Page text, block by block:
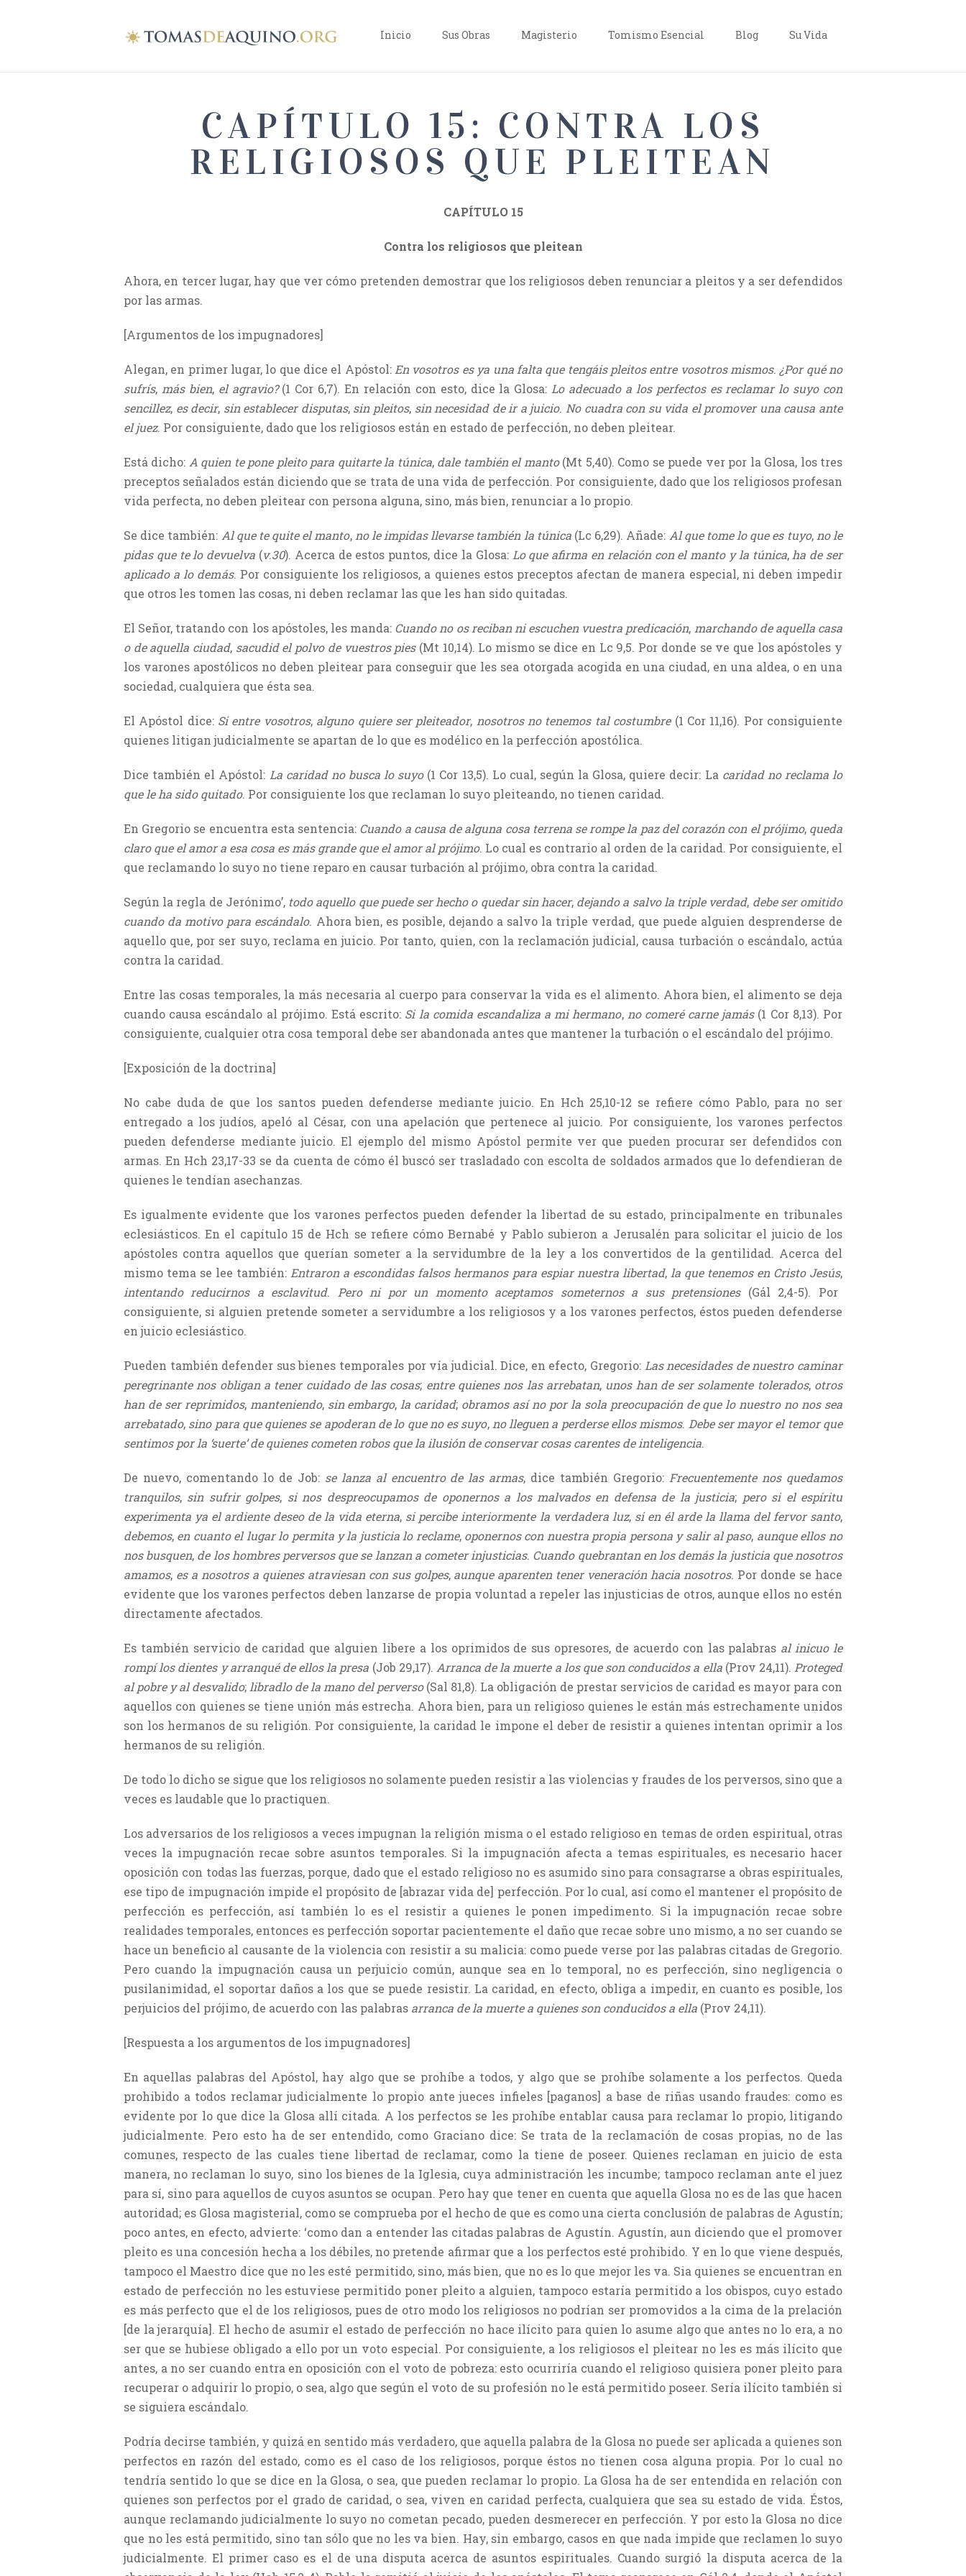
Inicio Sus Obras Magisterio Tomismo Esencial Blog Su Vida
CAPÍTULO 15: CONTRA LOS
RELIGIOSOS QUE PLEITEAN
CAPÍTULO 15
Contra los religiosos que pleitean
Ahora, en tercer lugar, hay que ver cómo pretenden demostrar que los religiosos deben renunciar a pleitos y a ser defendidos
por las armas.
[Argumentos de los impugnadores]
Alegan, en primer lugar, lo que dice el Apóstol: En vosotros es ya una falta que tengáis pleitos entre vosotros mismos. ¿Por qué no
sufrís, más bien,el agravio?(1 Cor 6,7). En relación con esto, dice la Glosa: Lo adecuado a los perfectos es reclamar lo suyo con
sencillez, es decir, sin establecer disputas,sin pleitos,sin necesidad de ir a juicio. No cuadra con su vida el promover una causa ante
el juez. Por consiguiente, dado que los religiosos están en estado de perfección, no deben pleitear.
Está dicho: A quien te pone pleito para quitarte la túnica,dale también el manto(Mt 5,40). Como se puede ver por la Glosa, los tres
preceptos señalados están diciendo que se trata de una vida de perfección. Por consiguiente, dado que los religiosos profesan
vida perfecta, no deben pleitear con persona alguna, sino, más bien, renunciar a lo propio.
Se dice también: Al que te quite el manto,no le impidas llevarse también la túnica (Lc 6,29). Añade: Al que tome lo que es tuyo,no le
pidas que te lo devuelva (v.30). Acerca de estos puntos, dice la Glosa: Lo que afirma en relación con el manto y la túnica,ha de ser
aplicado a lo demás. Por consiguiente los religiosos, a quienes estos preceptos afectan de manera especial, ni deben impedir
que otros les tomen las cosas, ni deben reclamar las que les han sido quitadas.
El Señor, tratando con los apóstoles, les manda: Cuando no os reciban ni escuchen vuestra predicación, marchando de aquella casa
o de aquella ciudad, sacudid el polvo de vuestros pies (Mt 10,14). Lo mismo se dice en Lc 9,5. Por donde se ve que los apóstoles y
los varones apostólicos no deben pleitear para conseguir que les sea otorgada acogida en una ciudad, en una aldea, o en una
sociedad, cualquiera que ésta sea.
El Apóstol dice: Si entre vosotros,alguno quiere ser pleiteador, nosotros no tenemos tal costumbre (1 Cor 11,16). Por consiguiente
quienes litigan judicialmente se apartan de lo que es modélico en la perfección apostólica.
Dice también el Apóstol: La caridad no busca lo suyo (1 Cor 13,5). Lo cual, según la Glosa, quiere decir: La caridad no reclama lo
que le ha sido quitado. Por consiguiente los que reclaman lo suyo pleiteando, no tienen caridad.
En Gregorio se encuentra esta sentencia: Cuando a causa de alguna cosa terrena se rompe la paz del corazón con el prójimo,queda
claro que el amor a esa cosa es más grande que el amor al prójimo. Lo cual es contrario al orden de la caridad. Por consiguiente, el
que reclamando lo suyo no tiene reparo en causar turbación al prójimo, obra contra la caridad.
Según la regla de Jerónimo’, todo aquello que puede ser hecho o quedar sin hacer, dejando a salvo la triple verdad, debe ser omitido
cuando da motivo para escándalo. Ahora bien, es posible, dejando a salvo la triple verdad, que puede alguien desprenderse de
aquello que, por ser suyo, reclama en juicio. Por tanto, quien, con la reclamación judicial, causa turbación o escándalo, actúa
contra la caridad.
Entre las cosas temporales, la más necesaria al cuerpo para conservar la vida es el alimento. Ahora bien, el alimento se deja
cuando causa escándalo al prójimo. Está escrito: Si la comida escandaliza a mi hermano,no comeré carne jamás (1 Cor 8,13). Por
consiguiente, cualquier otra cosa temporal debe ser abandonada antes que mantener la turbación o el escándalo del prójimo.
[Exposición de la doctrina]
No cabe duda de que los santos pueden defenderse mediante juicio. En Hch 25,10-12 se refiere cómo Pablo, para no ser
entregado a los judíos, apeló al César, con una apelación que pertenece al juicio. Por consiguiente, los varones perfectos
pueden defenderse mediante juicio. El ejemplo del mismo Apóstol permite ver que pueden procurar ser defendidos con
armas. En Hch 23,17-33 se da cuenta de cómo él buscó ser trasladado con escolta de soldados armados que lo defendieran de
quienes le tendían asechanzas.
Es igualmente evidente que los varones perfectos pueden defender la libertad de su estado, principalmente en tribunales
eclesiásticos. En el capítulo 15 de Hch se refiere cómo Bernabé y Pablo subieron a Jerusalén para solicitar el juicio de los
apóstoles contra aquellos que querían someter a la servidumbre de la ley a los convertidos de la gentilidad. Acerca del
mismo tema se lee también: Entraron a escondidas falsos hermanos para espiar nuestra libertad,la que tenemos en Cristo Jesús,
intentando reducirnos a esclavitud. Pero ni por un momento aceptamos someternos a sus pretensiones (Gál 2,4-5). Por
consiguiente, si alguien pretende someter a servidumbre a los religiosos y a los varones perfectos, éstos pueden defenderse
en juicio eclesiástico.
Pueden también defender sus bienes temporales por vía judicial. Dice, en efecto, Gregorio: Las necesidades de nuestro caminar
peregrinante nos obligan a tener cuidado de las cosas; entre quienes nos las arrebatan,unos han de ser solamente tolerados,otros
han de ser reprimidos,manteniendo,sin embargo, la caridad; obramos así no por la sola preocupación de que lo nuestro no nos sea
arrebatado, sino para que quienes se apoderan de lo que no es suyo,no lleguen a perderse ellos mismos. Debe ser mayor el temor que
sentimos por la ‘suerte’ de quienes cometen robos que la ilusión de conservar cosas carentes de inteligencia.
De nuevo, comentando lo de Job: se lanza al encuentro de las armas, dice también Gregorio: Frecuentemente nos quedamos
tranquilos, sin sufrir golpes, si nos despreocupamos de oponernos a los malvados en defensa de la justicia; pero si el espíritu
experimenta ya el ardiente deseo de la vida eterna, si percibe interiormente la verdadera luz,si en él arde la llama del fervor santo,
debemos, en cuanto el lugar lo permita y la justicia lo reclame,oponernos con nuestra propia persona y salir al paso, aunque ellos no
nos busquen, de los hombres perversos que se lanzan a cometer injusticias. Cuando quebrantan en los demás la justicia que nosotros
amamos, es a nosotros a quienes atraviesan con sus golpes,aunque aparenten tener veneración hacia nosotros. Por donde se hace
evidente que los varones perfectos deben lanzarse de propia voluntad a repeler las injusticias de otros, aunque ellos no estén
directamente afectados.
Es también servicio de caridad que alguien libere a los oprimidos de sus opresores, de acuerdo con las palabras al inicuo le
rompí los dientes y arranqué de ellos la presa (Job 29,17). Arranca de la muerte a los que son conducidos a ella (Prov 24,11). Proteged
al pobre y al desvalido; libradlo de la mano del perverso(Sal 81,8). La obligación de prestar servicios de caridad es mayor para con
aquellos con quienes se tiene unión más estrecha. Ahora bien, para un religioso quienes le están más estrechamente unidos
son los hermanos de su religión. Por consiguiente, la caridad le impone el deber de resistir a quienes intentan oprimir a los
hermanos de su religión.
De todo lo dicho se sigue que los religiosos no solamente pueden resistir a las violencias y fraudes de los perversos, sino que a
veces es laudable que lo practiquen.
Los adversarios de los religiosos a veces impugnan la religión misma o el estado religioso en temas de orden espiritual, otras
veces la impugnación recae sobre asuntos temporales. Si la impugnación afecta a temas espirituales, es necesario hacer
oposición con todas las fuerzas, porque, dado que el estado religioso no es asumido sino para consagrarse a obras espirituales,
ese tipo de impugnación impide el propósito de [abrazar vida de] perfección. Por lo cual, así como el mantener el propósito de
perfección es perfección, así también lo es el resistir a quienes le ponen impedimento. Si la impugnación recae sobre
realidades temporales, entonces es perfección soportar pacientemente el daño que recae sobre uno mismo, a no ser cuando se
hace un beneficio al causante de la violencia con resistir a su malicia: como puede verse por las palabras citadas de Gregorio.
Pero cuando la impugnación causa un perjuicio común, aunque sea en lo temporal, no es perfección, sino negligencia o
pusilanimidad, el soportar daños a los que se puede resistir. La caridad, en efecto, obliga a impedir, en cuanto es posible, los
perjuicios del prójimo, de acuerdo con las palabras arranca de la muerte a quienes son conducidos a ella (Prov 24,11).
[Respuesta a los argumentos de los impugnadores]
En aquellas palabras del Apóstol, hay algo que se prohíbe a todos, y algo que se prohíbe solamente a los perfectos. Queda
prohibido a todos reclamar judicialmente lo propio ante jueces infieles [paganos] a base de riñas usando fraudes: como es
evidente por lo que dice la Glosa allí citada. A los perfectos se les prohíbe entablar causa para reclamar lo propio, litigando
judicialmente. Pero esto ha de ser entendido, como Graciano dice: Se trata de la reclamación de cosas propias, no de las
comunes, respecto de las cuales tiene libertad de reclamar, como la tiene de poseer. Quienes reclaman en juicio de esta
manera, no reclaman lo suyo, sino los bienes de la Iglesia, cuya administración les incumbe; tampoco reclaman ante el juez
para sí, sino para aquellos de cuyos asuntos se ocupan. Pero hay que tener en cuenta que aquella Glosa no es de las que hacen
autoridad; es Glosa magisterial, como se comprueba por el hecho de que es como una cierta conclusión de palabras de Agustín;
poco antes, en efecto, advierte: ‘como dan a entender las citadas palabras de Agustín. Agustín, aun diciendo que el promover
pleito es una concesión hecha a los débiles, no pretende afirmar que a los perfectos esté prohibido. Y en lo que viene después,
tampoco el Maestro dice que no les esté permitido, sino, más bien, que no es lo que mejor les va. Sia quienes se encuentran en
estado de perfección no les estuviese permitido poner pleito a alguien, tampoco estaría permitido a los obispos, cuyo estado
es más perfecto que el de los religiosos, pues de otro modo los religiosos no podrían ser promovidos a la cima de la prelación
[de la jerarquía]. El hecho de asumir el estado de perfección no hace ilícito para quien lo asume algo que antes no lo era, a no
ser que se hubiese obligado a ello por un voto especial. Por consiguiente, a los religiosos el pleitear no les es más ilícito que
antes, a no ser cuando entra en oposición con el voto de pobreza: esto ocurriría cuando el religioso quisiera poner pleito para
recuperar o adquirir lo propio, o sea, algo que según el voto de su profesión no le está permitido poseer. Sería ilícito también si
se siguiera escándalo.
Podría decirse también, y quizá en sentido más verdadero, que aquella palabra de la Glosa no puede ser aplicada a quienes son
perfectos en razón del estado, como es el caso de los religiosos, porque éstos no tienen cosa alguna propia. Por lo cual no
tendría sentido lo que se dice en la Glosa, o sea, que pueden reclamar lo propio. La Glosa ha de ser entendida en relación con
quienes son perfectos por el grado de caridad, o sea, viven en caridad perfecta, cualquiera que sea su estado de vida. Éstos,
aunque reclamando judicialmente lo suyo no cometan pecado, pueden desmerecer en perfección. Y por esto la Glosa no dice
que no les está permitido, sino tan sólo que no les va bien. Hay, sin embargo, casos en que nada impide que reclamen lo suyo
judicialmente. El primer caso es el de una disputa acerca de asuntos espirituales. Cuando surgió la disputa acerca de la